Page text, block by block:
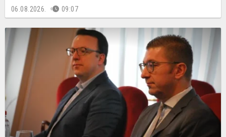
06.08.2026. 09:07